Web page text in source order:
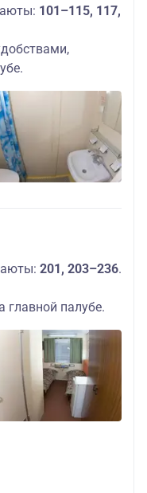
101–115, 117,
201, 203–236.
главной палубе.